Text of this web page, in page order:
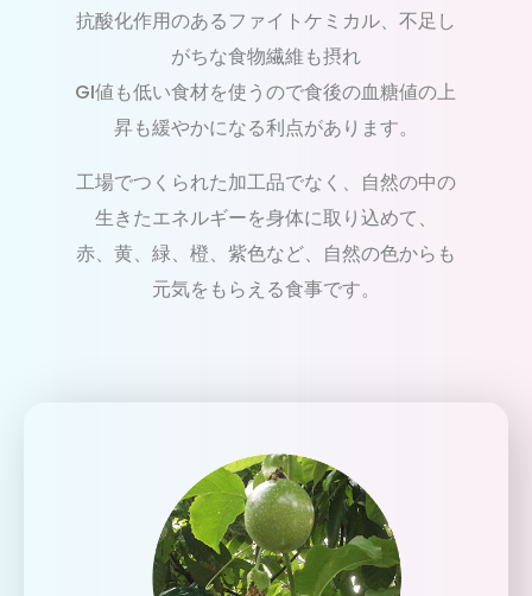
抗酸化作用のあるファイトケミカル、不足し
がちな食物繊維も摂れ
GI値も低い食材を使うので食後の血糖値の上
昇も緩やかになる利点があります。
工場でつくられた加工品でなく、自然の中の
生きたエネルギーを身体に取り込めて、
赤、黄、緑、橙、紫色など、自然の色からも
元気をもらえる食事です。